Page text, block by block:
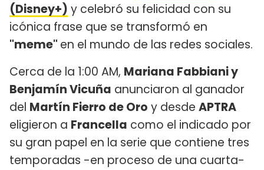
(Disney+) y celebró su felicidad con su
icónica frase que se transformó en
"meme" en el mundo de las redes sociales.
Cerca de la 1:00 AM, Mariana Fabbiani y
Benjamín Vicuña anunciaron al ganador
del Martín Fierro de Oro y desde APTRA
eligieron a Francella como el indicado por
su gran papel en la serie que contiene tres
temporadas -en proceso de una cuarta-